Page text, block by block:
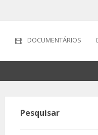
DOCUMENTÁRIOS
Pesquisar